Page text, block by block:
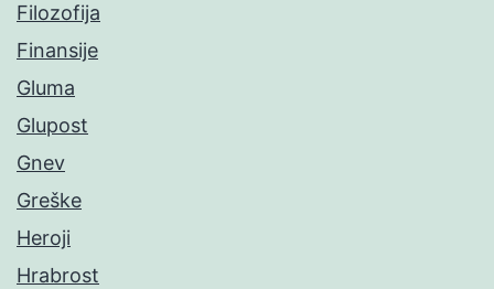
Filozofija
Finansije
Gluma
Glupost
Gnev
Greške
Heroji
Hrabrost